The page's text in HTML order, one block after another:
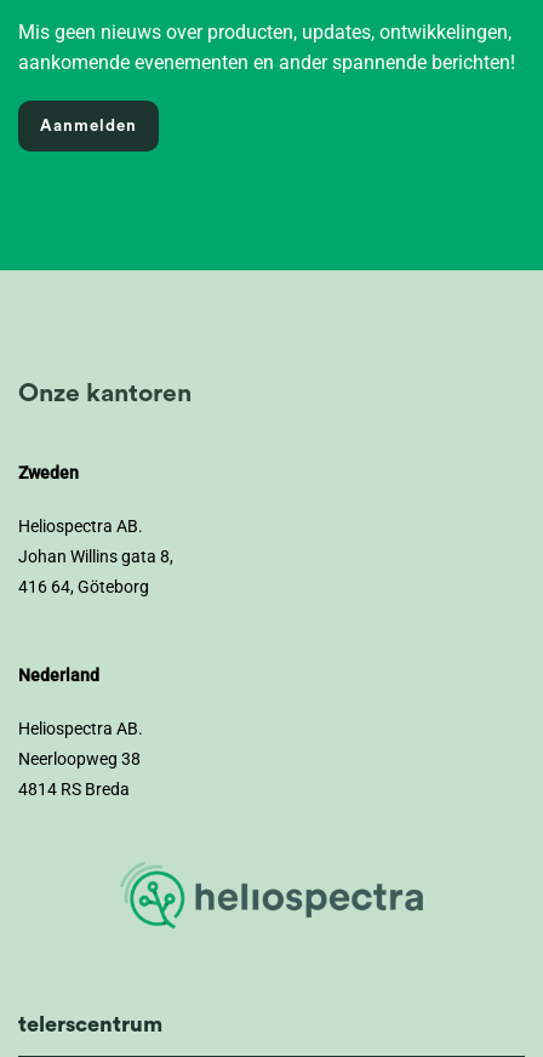
Mis geen nieuws over producten, updates, ontwikkelingen,
aankomende evenementen en ander spannende berichten!
Aanmelden
Onze kantoren
Zweden
Heliospectra AB.
Johan Willins gata 8,
416 64, Göteborg
Nederland
Heliospectra AB.
Neerloopweg 38
4814 RS Breda
telerscentrum